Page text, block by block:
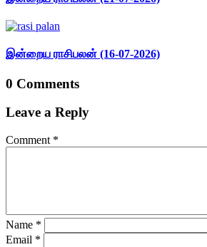
இன்றைய ராசிபலன் (16-07-2026)
0 Comments
Leave a Reply
Comment *
Name *
Email *